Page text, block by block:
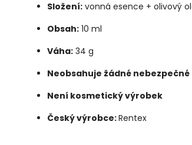
Složení: vonná esence + olivový
Obsah: 10 ml
Váha: 34 g
Neobsahuje žádné
Není kosmetický výrobek
Český výrobce:Rentex